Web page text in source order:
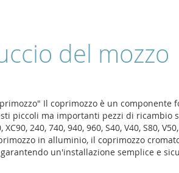
del mozzo
Il coprimozzo è un componente
piccoli ma importanti pezzi di
XC90, 240, 740, 940, 960, S40, V40,
in alluminio, il coprimozzo
un'installazione semplice e